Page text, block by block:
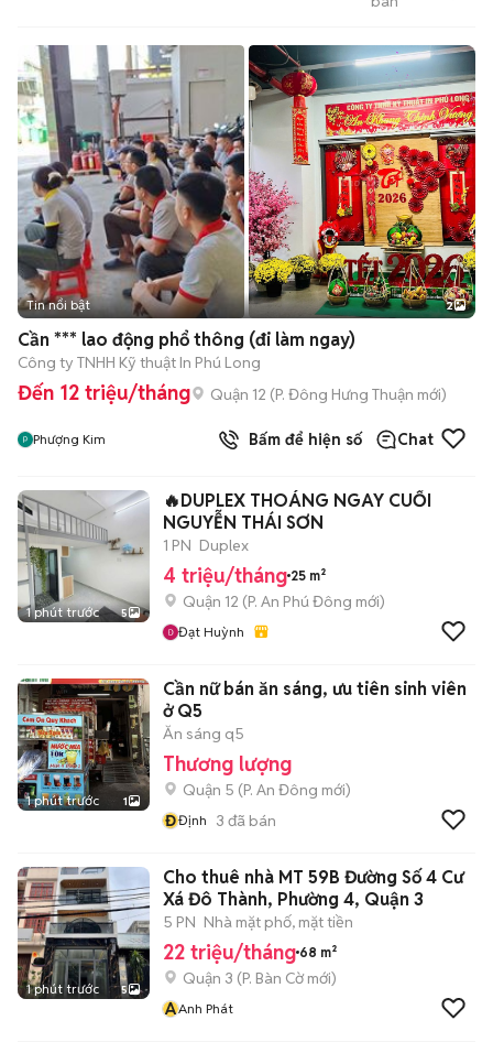
Tin nổi bật 2
Cần *** lao động phổ thông (đi làm ngay)
Công ty TNHH Kỹ thuật In Phú Long
Đến 12 triệu/tháng Quận 12 (P. Đông Hưng Thuận mới)
Phượng Kim Bấm để hiện số Chat
1 phút trước 5
🔥DUPLEX THOÁNG NGAY CUỐI
NGUYỄN THÁI SƠN
1 PN Duplex
4 triệu/tháng 25 m²
Quận 12 (P. An Phú Đông mới)
Đạt Huỳnh
1 phút trước 1
Cần nữ bán ăn sáng, ưu tiên sinh viên
ở Q5
Ăn sáng q5
Thương lượng
Quận 5 (P. An Đông mới)
ĐĐịnh 3 đã bán
1 phút trước 5
Cho thuê nhà MT 59B Đường Số 4 Cư
Xá Đô Thành, Phường 4, Quận 3
5 PN Nhà mặt phố, mặt tiền
22 triệu/tháng 68 m²
Quận 3 (P. Bàn Cờmới)
AAnh Phát